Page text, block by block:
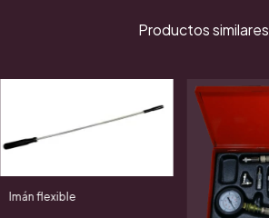
Productos similares
Imán flexible